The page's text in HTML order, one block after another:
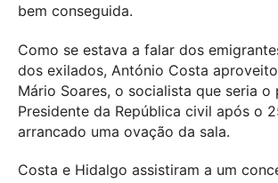
bem conseguida.
Como se estava a falar dos
dos exilados, António Costa
Mário Soares, o socialista que seria o
Presidente da República civil após o
arrancado uma ovação da sala.
Costa e Hidalgo assistiram a um